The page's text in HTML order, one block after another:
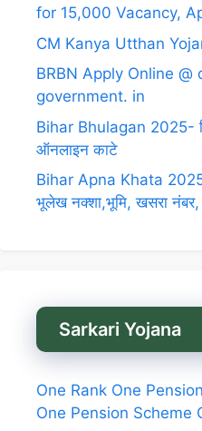
for 15,000 Vacancy,
CM Kanya Utthan
BRBN Apply Online
government. in
Bihar Bhulagan 2025-
ऑनलाइन काटे
Bihar Apna Khata
भूलेख नक्शा,भूमि, खसरा
Sarkari Yojana
One Rank One
One Pension Scheme